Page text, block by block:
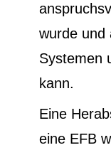
wurde und
Systemen
kann.
Eine
eine EFB